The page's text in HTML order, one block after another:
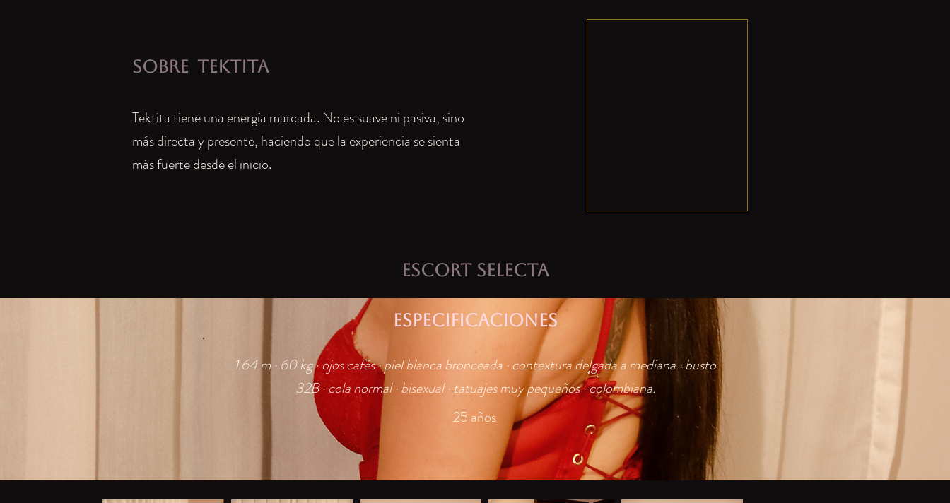
SOBRE TEKTITA
Tektita tiene una energía marcada. No es suave ni pasiva, sino
más directa y presente, haciendo que la experiencia se sienta
más fuerte desde el inicio.
Escort selecta
ESPECIFICACIONES
1.64 m · 60 kg · ojos cafés · piel blanca bronceada · contextura delgada a mediana · busto
32B · cola normal · bisexual · tatuajes muy pequeños · colombiana.
25 años